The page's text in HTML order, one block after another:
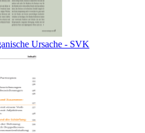
Ursache - SVK